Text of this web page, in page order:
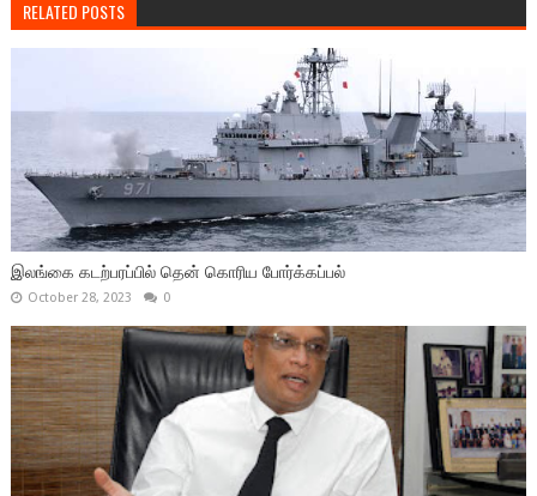
RELATED POSTS
இலங்கை கடற்பரப்பில் தென் கொரிய போர்க்கப்பல்
October 28, 2023 0